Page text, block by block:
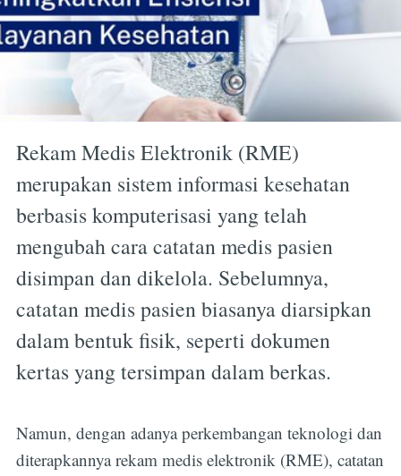
Rekam Medis Elektronik (RME)
merupakan sistem informasi kesehatan
berbasis komputerisasi yang telah
mengubah cara catatan medis pasien
disimpan dan dikelola. Sebelumnya,
catatan medis pasien biasanya diarsipkan
dalam bentuk fisik, seperti dokumen
kertas yang tersimpan dalam berkas.
Namun, dengan adanya perkembangan teknologi dan
diterapkannya rekam medis elektronik (RME), catatan